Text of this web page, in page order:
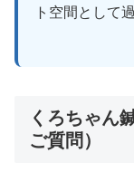
ト空間として
くろちゃん
ご質問）